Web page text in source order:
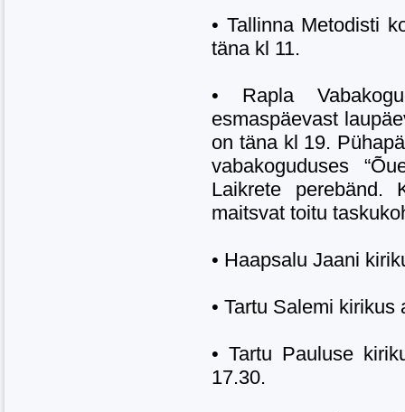
• Tallinna Metodisti
täna kl 11.
• Rapla
esmaspäevast
on täna kl 19.
vabakoguduses
Laikrete perebänd.
maitsvat toitu
• Haapsalu Jaani
• Tartu Salemi
• Tartu Pauluse
17.30.